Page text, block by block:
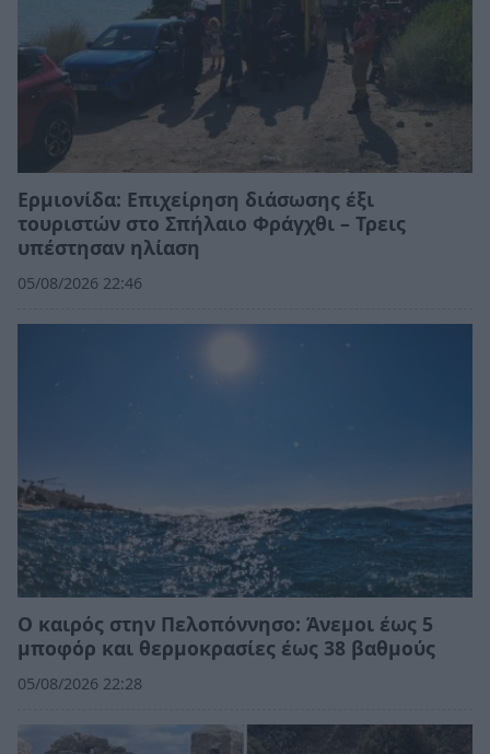
Ερμιονίδα: Επιχείρηση διάσωσης έξι
τουριστών στο Σπήλαιο Φράγχθι – Τρεις
υπέστησαν ηλίαση
05/08/2026 22:46
Ο καιρός στην Πελοπόννησο: Άνεμοι έως 5
μποφόρ και θερμοκρασίες έως 38 βαθμούς
05/08/2026 22:28